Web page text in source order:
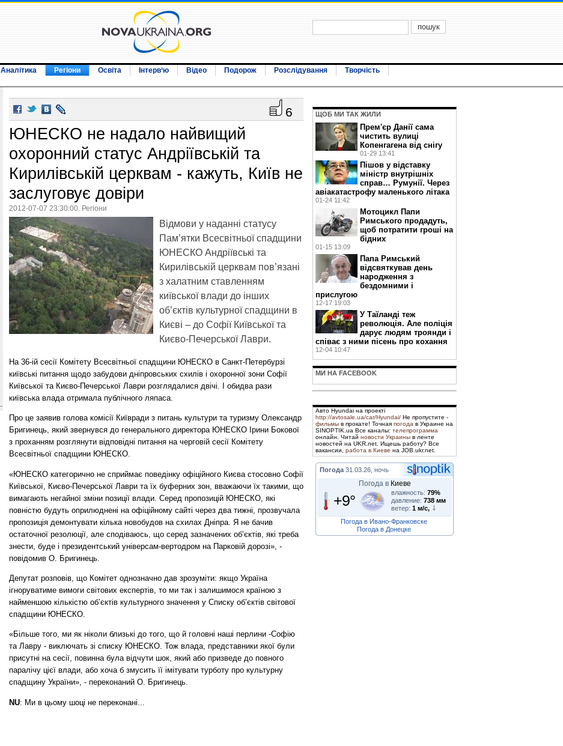
Аналітика Регіони Освіта Інтерв‘ю Відео Подорож Розслідування
Творчість
6
ЮНЕСКО не надало найвищий
охоронний статус Андріївській та
Кирилівській церквам - кажуть, Київ не
заслуговує довіри
2012-07-07 23:30:00. Регіони
Відмови у наданні статусу
Пам’ятки Всесвітньої спадщини
ЮНЕСКО Андріївські та
Кирилівській церквам пов’язані
з халатним ставленням
київської влади до інших
об’єктів культурної спадщини в
Києві – до Софії Київської та
Києво-Печерської Лаври.
На 36-ій сесії Комітету Всесвітньої спадщини ЮНЕСКО в Санкт-Петербурзі
київські питання щодо забудови дніпровських схилів і охоронної зони Софії
Київської та Києво-Печерської Лаври розглядалися двічі. І обидва рази
київська влада отримала публічного ляпаса.
Про це заявив голова комісії Київради з питань культури та туризму Олександр
Бригинець, який звернувся до генерального директора ЮНЕСКО Ірини Бокової
з проханням розглянути відповідні питання на черговій сесії Комітету
Всесвітньої спадщини ЮНЕСКО.
«ЮНЕСКО категорично не сприймає поведінку офіційного Києва стосовно Софії
Київської, Києво-Печерської Лаври та їх буферних зон, вважаючи їх такими, що
вимагають негайної зміни позиції влади. Серед пропозицій ЮНЕСКО, які
повністю будуть оприлюднені на офіційному сайті через два тижні, прозвучала
пропозиція демонтувати кілька новобудов на схилах Дніпра. Я не бачив
остаточної резолюції, але сподіваюсь, що серед зазначених об’єктів, які треба
знести, буде і президентський універсам-вертодром на Парковій дорозі», -
повідомив О. Бригинець.
Депутат розповів, що Комітет однозначно дав зрозуміти: якщо Україна
ігноруватиме вимоги світових експертів, то ми так і залишимося країною з
найменшою кількістю об’єктів культурного значення у Списку об’єктів світової
спадщини ЮНЕСКО.
«Більше того, ми як ніколи близькі до того, що й головні наші перлини -Софію
та Лавру - виключать зі списку ЮНЕСКО. Тож влада, представники якої були
присутні на сесії, повинна була відчути шок, який або призведе до повного
паралічу цієї влади, або хоча б змусить її імітувати турботу про культурну
спадщину України», - переконаний О. Бригинець.
NU: Ми в цьому шоці не переконані...
ЩОБ МИ ТАК ЖИЛИ
Прем'єр Данії сама
чистить вулиці
Копенгагена від снігу
01-29 13:41
Пішов у відставку
міністр внутрішніх
справ… Румунії. Через
авіакатастрофу маленького літака
01-24 11:42
Мотоцикл Папи
Римського продадуть,
щоб потратити гроші на
бідних
01-15 13:09
Папа Римський
відсвяткував день
народження з
бездомними і
прислугою
12-17 19:03
У Таїланді теж
революція. Але поліція
дарує людям троянди і
співає з ними пісень про кохання
12-04 10:47
МИ НА FACEBOOK
Авто Hyundai на проекті
http://avtosale.ua/car/Hyundai/ Не пропустите -
фильмы в прокате! Точная погода в Украине на
SINOPTIK.ua Все каналы: телепрограмма
онлайн. Читай новости Украины в ленте
новостей на UKR.net. Ищешь работу? Все
вакансии, работа в Киеве на JOB.ukr.net.
Погода 31.03.26, ночь
Погода в Киеве
+9° влажность: 79%
давление: 738 мм
ветер: 1 м/с,
Погода в Ивано-Франковске
Погода в Донецке